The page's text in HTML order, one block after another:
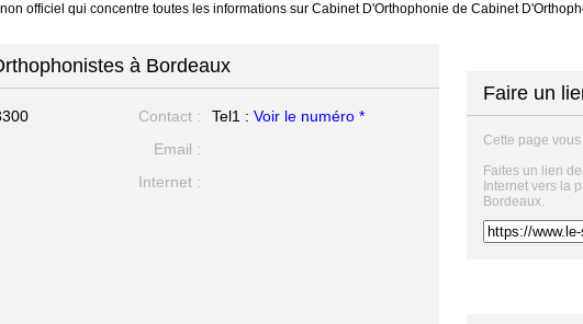
officiel qui concentre toutes les informations sur Cabinet D'Orthophonie de Cabinet
à Bordeaux
Contact : Tel1 : Voir le numéro *
Email :
Internet :
Faire un
Cette page
Faites un lien
Internet vers la
Bordeaux.